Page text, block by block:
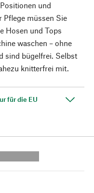
und
Pflege müssen Sie
Hosen und Tops
waschen – ohne
sind bügelfrei. Selbst
knitterfrei mit.
für die EU